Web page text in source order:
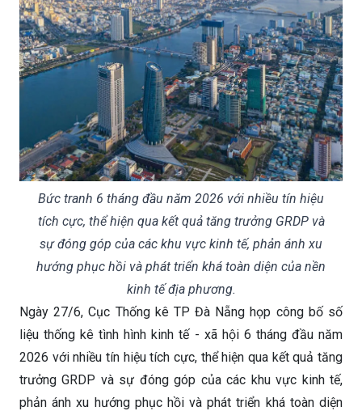
Bức tranh 6 tháng đầu năm 2026 với nhiều tín hiệu
tích cực, thể hiện qua kết quả tăng trưởng GRDP và
sự đóng góp của các khu vực kinh tế, phản ánh xu
hướng phục hồi và phát triển khá toàn diện của nền
kinh tế địa phương.
Ngày 27/6, Cục Thống kê TP Đà Nẵng họp công bố số
liệu thống kê tình hình kinh tế - xã hội 6 tháng đầu năm
2026 với nhiều tín hiệu tích cực, thể hiện qua kết quả tăng
trưởng GRDP và sự đóng góp của các khu vực kinh tế,
phản ánh xu hướng phục hồi và phát triển khá toàn diện